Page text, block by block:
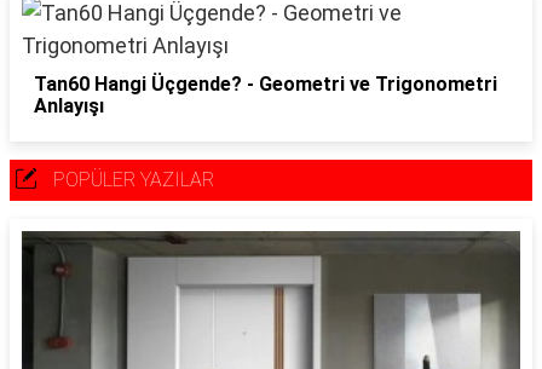
Tan60 Hangi Üçgende? - Geometri ve Trigonometri
Anlayışı
POPÜLER YAZILAR